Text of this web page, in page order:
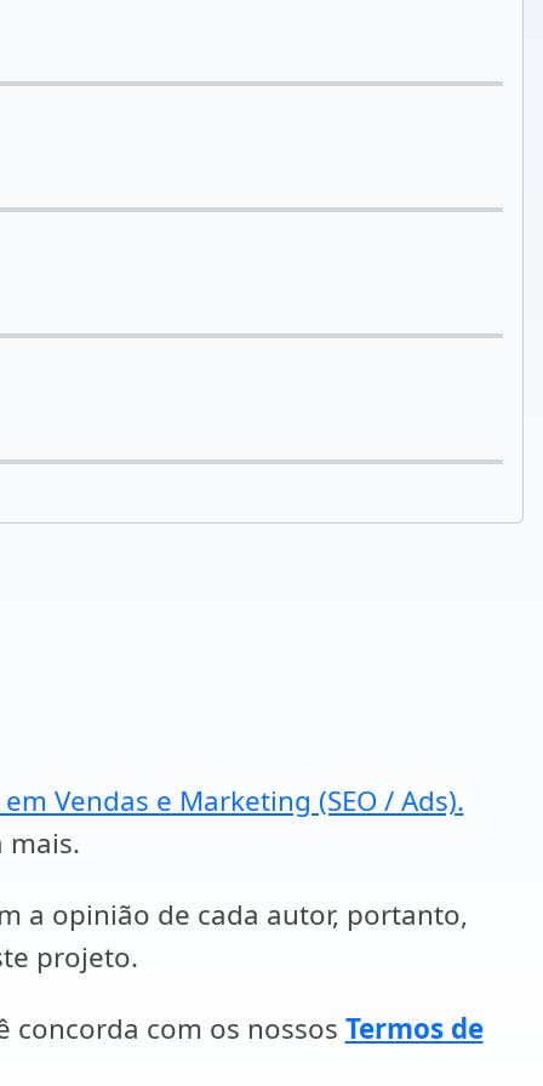
Vendas e Marketing (SEO / Ads).
mais.
a opinião de cada autor, portanto,
projeto.
concorda com os nossos Termos de